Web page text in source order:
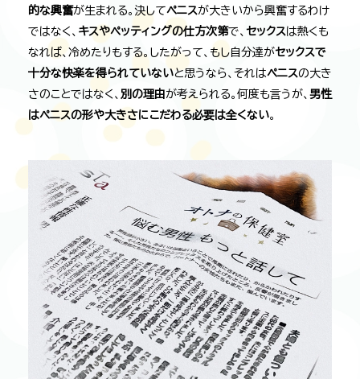
的な興奮が生まれる。決してペニスが大きいから興奮するわけ
ではなく、 キスやペッティングの仕方次第で、 セックスは熱くも
なれば、冷めたりもする。したがって、もし自分達がセックスで
十分な快楽を得られていないと思うなら、それはペニスの大き
さのことではなく、 別の理由 が考えられる。何度も言うが、 男性
はペニスの形や大きさにこだわる必要は全くない。